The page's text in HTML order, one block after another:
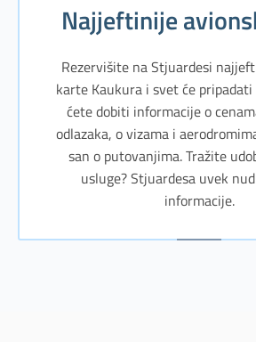
Najjeftinije
Rezervišite na Stjuardesi
karte Kaukura i svet će pripadati
ćete dobiti informacije o
odlazaka, o vizama i
san o putovanjima. Tražite
usluge? Stjuardesa uvek
informacije.